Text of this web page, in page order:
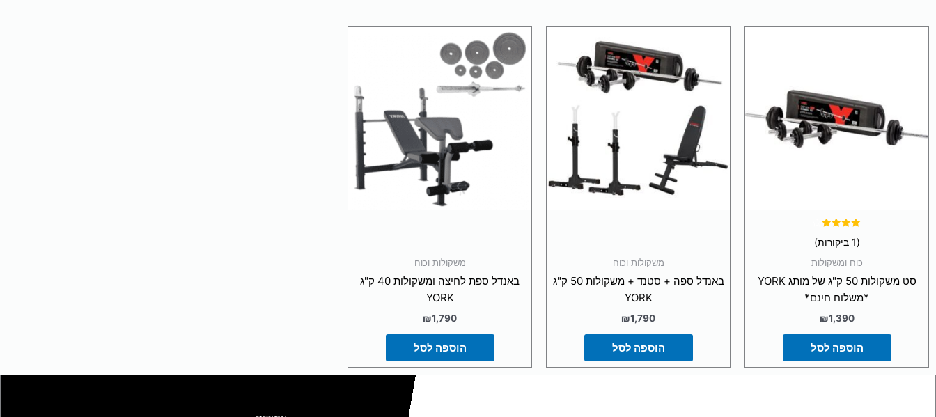
4.00
(1 ביקורות)
כוח ומשקולות
סט משקולות 50 ק"ג של מותג YORK
*משלוח חינם*
₪1,390
הוספה לסל
משקולות וכוח
באנדל ספה + סטנד + משקולות 50 ק"ג
YORK
₪1,790
הוספה לסל
משקולות וכוח
באנדל ספת לחיצה ומשקולות 40 ק"ג
YORK
₪1,790
הוספה לסל